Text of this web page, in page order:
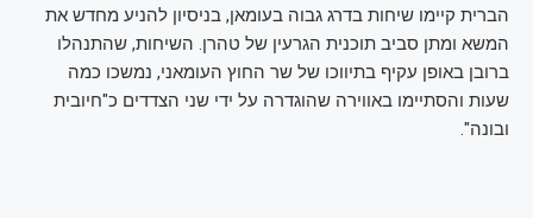
הברית קיימו שיחות בדרג גבוה בעומאן, בניסיון להניע מחדש את
המשא ומתן סביב תוכנית הגרעין של טהרן. השיחות, שהתנהלו
ברובן באופן עקיף בתיווכו של שר החוץ העומאני, נמשכו כמה
שעות והסתיימו באווירה שהוגדרה על ידי שני הצדדים כ"חיובית
ובונה".